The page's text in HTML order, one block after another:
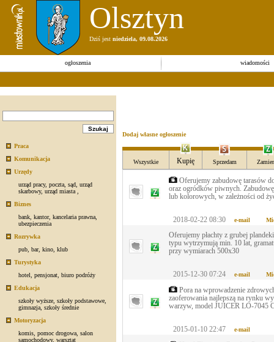
Olsztyn
Dziś jest niedziela, 09.08.2026
ogłoszenia wiadomości
Praca
Komunikacja
Urzędy
urząd pracy, poczta sąd urząd
skarbowy, urząd miasta
Biznes
bank kantor, kancelaria prawna
ubezpieczenia
Rozrywka
pub bar, kino klub
Turystyka
hotel
pensjonat biuro podróży
Edukacja
szkoły wyższe szkoły podstawowe
gimnazja szkoły średnie
Motoryzacja
komis pomoc drogowa salon
samochodowy, warsztat
Dodaj własne ogłoszenie
Wszystkie Kupię Sprzedam
Oferujemy zabudowę tarasów
oraz ogródków piwnych.
lub kolorowych, w zależności od
2018-02-22 08:30 e-mail
Oferujemy płachty z grubej
typu wytrzymują min. 10 lat,
przy wymiarach 500x30
2015-12-30 07:24 e-mail
Pora na wprowadzenie
zaoferowania najlepszą na rynku
warzyw, model JUICER LO-7045
2015-01-10 22:47 e-mail